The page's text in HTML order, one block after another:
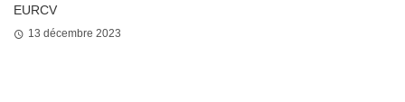
EURCV
13 décembre 2023